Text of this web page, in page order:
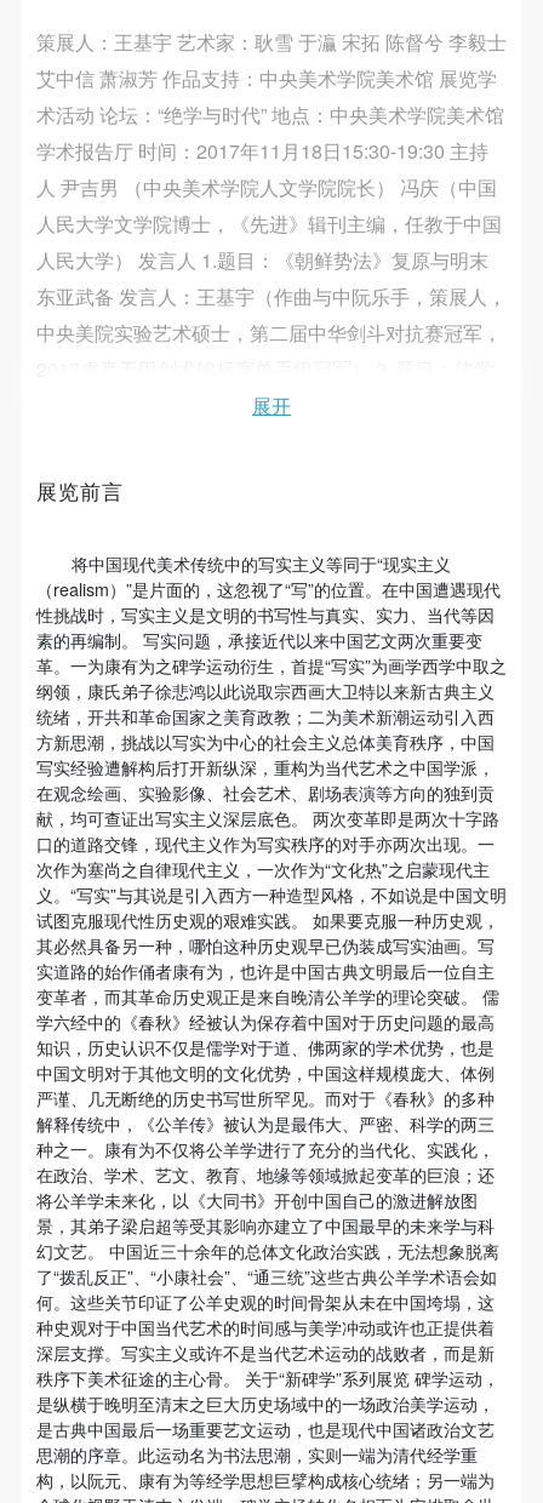
策展人：王基宇 艺术家：耿雪 于灜 宋拓 陈督兮 李毅士
艾中信 萧淑芳 作品支持：中央美术学院美术馆 展览学
术活动 论坛：“绝学与时代” 地点：中央美术学院美术馆
学术报告厅 时间：2017年11月18日15:30-19:30 主持
人 尹吉男 （中央美术学院人文学院院长） 冯庆（中国
人民大学文学院博士，《先进》辑刊主编，任教于中国
人民大学） 发言人 1.题目：《朝鲜势法》复原与明末
东亚武备 发言人：王基宇（作曲与中阮乐手，策展人，
中央美院实验艺术硕士，第二届中华剑斗对抗赛冠军，
2017虎贲无甲剑术锦标赛单手组冠军） 2. 题目：律学
传统与古典军事礼乐 发言人：赵楠（青年古琴演奏家）
吕明烜（北京大学中国哲学博士，任教于中国政法大
国教科文组织世界骑射联盟中国代表，中国射箭协会传
统弓分会副主席、骑射部主任） “项目空间·青年策展实
验室”组委会 总策划：张子康、王璜生、余丁 学术主
持：王春辰、高高 总执行：刘希言、陈洁 公共教育：
任蕊 发展推广：宋亮 视觉总监：纪玉洁 藏品管理：李
垚辰 主办：中央美术学院美术馆、中央美术学院艺术管
理与教育学院 协办：吴作人国际美术基金会青年策展人
专项基金 支持：北京正和诚文化发展有限公司 作品指
定输出机构：北京飞行鱼文化发展有限公司艺术微喷工
作室 “项目空间·青年策展实验室”介绍 “项目空间”展览计
划创立于2009年10月，旨在培育优秀青年策展人，推
动、扶持青年策展人具有国际视野和学术深度的策展实
践。迄今，“项目空间”共推出20余个项目，为一批青年
策展人搭建起一个学术和展示平台。“项目空间”在未来
将持续与青年策展人及群体保持密切的联系，保持开放
的态度，广泛征集策展方案，通过美术馆与基金会的支
持，为他们提供策展与交流机会，发掘与培养中国青年
策展人，进而激发中国策展的年轻力量与活力。（“项
目空间”展览方案征集邮箱：projectspace@126.com）
吴作人国际美术基金会青年策展人专项基金介绍 吴作人
国际美术基金会青年策展人专项基金成立于2012年7月
15日，宗旨为致力于支持和培养具有国际视野和专业素
质的青年策展人。开展项目有青年策展人海外研修计
划，国际策展人大师工作坊，并于2009年10月开始与
中央美术学院美术馆联合创立了“项目空间”展览计划。
展开
展览前言
将中国现代美术传统中的写实主义等同于“现实主义
（realism）”是片面的，这忽视了“写”的位置。在中国遭遇现代
性挑战时，写实主义是文明的书写性与真实、实力、当代等因
素的再编制。 写实问题，承接近代以来中国艺文两次重要变
革。一为康有为之碑学运动衍生，首提“写实”为画学西学中取之
纲领，康氏弟子徐悲鸿以此说取宗西画大卫特以来新古典主义
统绪，开共和革命国家之美育政教；二为美术新潮运动引入西
方新思潮，挑战以写实为中心的社会主义总体美育秩序，中国
写实经验遭解构后打开新纵深，重构为当代艺术之中国学派，
在观念绘画、实验影像、社会艺术、剧场表演等方向的独到贡
献，均可查证出写实主义深层底色。 两次变革即是两次十字路
口的道路交锋，现代主义作为写实秩序的对手亦两次出现。一
次作为塞尚之自律现代主义，一次作为“文化热”之启蒙现代主
义。“写实”与其说是引入西方一种造型风格，不如说是中国文明
试图克服现代性历史观的艰难实践。 如果要克服一种历史观，
其必然具备另一种，哪怕这种历史观早已伪装成写实油画。写
实道路的始作俑者康有为，也许是中国古典文明最后一位自主
变革者，而其革命历史观正是来自晚清公羊学的理论突破。 儒
学六经中的《春秋》经被认为保存着中国对于历史问题的最高
知识，历史认识不仅是儒学对于道、佛两家的学术优势，也是
中国文明对于其他文明的文化优势，中国这样规模庞大、体例
严谨、几无断绝的历史书写世所罕见。而对于《春秋》的多种
解释传统中，《公羊传》被认为是最伟大、严密、科学的两三
种之一。康有为不仅将公羊学进行了充分的当代化、实践化，
在政治、学术、艺文、教育、地缘等领域掀起变革的巨浪；还
将公羊学未来化，以《大同书》开创中国自己的激进解放图
景，其弟子梁启超等受其影响亦建立了中国最早的未来学与科
幻文艺。 中国近三十余年的总体文化政治实践，无法想象脱离
了“拨乱反正”、“小康社会”、“通三统”这些古典公羊学术语会如
何。这些关节印证了公羊史观的时间骨架从未在中国垮塌，这
种史观对于中国当代艺术的时间感与美学冲动或许也正提供着
深层支撑。写实主义或许不是当代艺术运动的战败者，而是新
秩序下美术征途的主心骨。 关于“新碑学”系列展览 碑学运动，
是纵横于晚明至清末之巨大历史场域中的一场政治美学运动，
是古典中国最后一场重要艺文运动，也是现代中国诸政治文艺
思潮的序章。此运动名为书法思潮，实则一端为清代经学重
构，以阮元、康有为等经学思想巨擘构成核心统绪；另一端为
手机号码
发送验证码
手机号码将作为您的登录账号
验证码
登录
可使用雅昌艺术网会员账户登录
参加本次活动者必须遵守中华人民共和国的相关法
律、法规，必须遵循道德和社会公德规范，并应该具
备以人为本、团结友爱、互相帮助和助人为乐的良好
品质。
第三条
参加本次活动人员应该是成年人（具有完全民事行为
能力的人，18周岁以上）未成年人必须在成年人的陪
同下参观。
第四条
励参加者自行购买人身安全保险。活动中一旦出现事
故，活动中任何非事故当事人及美术馆将不承担人身
成员应当积极主动的组织实施救援工作，但对事故本
的人身安全不负有民事及相关连带责任。
第五条
参加活动者在此次活动期间应主动遵守美术馆活动秩
序、维护美术馆场地及展示、展览、馆藏艺术作品及
衍生品的安全。活动中一旦因个人原因造成美术馆场
地、空间、艺术品、衍生品等受到不同程度的损失、
破坏。活动中任何非事故当事人及美术馆将不承担相
应的责任与损失，应由参与活动者根据相应的法律条
文、组织规定进行协商和赔偿。并追究相应的法律责
任和经济责任。
第六条
参与活动者在参与活动时应当在美术馆工作人员及活
动导师、教师指导下进行，并正确的使用活动中所涉
及到的绘画工具、创作材料及配套设备、设施，若参
与者因个人原因在使用相应绘画工具、创作材料及配
套设备、设施造成个人受伤、伤害他人及造成相应工
具、材料、设备或设施的故障或损坏。参与活动者应
当承当相应的全部责任，并主动赔偿相应的经济损
失。活动中任何非事故当事人及美术馆将不承担人身
事故的任何责任。
中央美术学院美术馆肖像权许可使用协议
根据《中华人民共和国广告法》、《中华人民共和国
民法通则》以及 最高人民法院关于贯彻执行 《中华
人民共和国民法通则》若干问题的意见（试行）>的
有关规定，为明确肖像许可方（甲方）和使用方（乙
方）的权利义务关系，经双方友好协商，甲乙双方就
带有甲方肖像的作品的使用达成如下一致协议：
一、 一般约定
参加本次活动者必须遵守中华人民共和国的相关法
律、法规，必须遵循道德和社会公德规范，并应该具
备以人为本、团结友爱、互相帮助和助人为乐的良好
品质。
第三条
参加本次活动人员应该是成年人（具有完全民事行为
能力的人，18周岁以上）未成年人必须在成年人的陪
同下参观。
第四条
励参加者自行购买人身安全保险。活动中一旦出现事
故，活动中任何非事故当事人及美术馆将不承担人身
成员应当积极主动的组织实施救援工作，但对事故本
的人身安全不负有民事及相关连带责任。
第五条
参加活动者在此次活动期间应主动遵守美术馆活动秩
序、维护美术馆场地及展示、展览、馆藏艺术作品及
衍生品的安全。活动中一旦因个人原因造成美术馆场
地、空间、艺术品、衍生品等受到不同程度的损失、
破坏。活动中任何非事故当事人及美术馆将不承担相
应的责任与损失，应由参与活动者根据相应的法律条
文、组织规定进行协商和赔偿。并追究相应的法律责
任和经济责任。
第六条
参与活动者在参与活动时应当在美术馆工作人员及活
动导师、教师指导下进行，并正确的使用活动中所涉
及到的绘画工具、创作材料及配套设备、设施，若参
与者因个人原因在使用相应绘画工具、创作材料及配
套设备、设施造成个人受伤、伤害他人及造成相应工
具、材料、设备或设施的故障或损坏。参与活动者应
当承当相应的全部责任，并主动赔偿相应的经济损
失。活动中任何非事故当事人及美术馆将不承担人身
事故的任何责任。
中央美术学院美术馆肖像权许可使用协议
根据《中华人民共和国广告法》、《中华人民共和国
民法通则》以及 最高人民法院关于贯彻执行 《中华
人民共和国民法通则》若干问题的意见（试行）>的
有关规定，为明确肖像许可方（甲方）和使用方（乙
方）的权利义务关系，经双方友好协商，甲乙双方就
带有甲方肖像的作品的使用达成如下一致协议：
一、 一般约定
参加本次活动者必须遵守中华人民共和国的相关法
律、法规，必须遵循道德和社会公德规范，并应该具
备以人为本、团结友爱、互相帮助和助人为乐的良好
品质。
第三条
参加本次活动人员应该是成年人（具有完全民事行为
能力的人，18周岁以上）未成年人必须在成年人的陪
同下参观。
第四条
励参加者自行购买人身安全保险。活动中一旦出现事
故，活动中任何非事故当事人及美术馆将不承担人身
成员应当积极主动的组织实施救援工作，但对事故本
的人身安全不负有民事及相关连带责任。
第五条
参加活动者在此次活动期间应主动遵守美术馆活动秩
序、维护美术馆场地及展示、展览、馆藏艺术作品及
衍生品的安全。活动中一旦因个人原因造成美术馆场
地、空间、艺术品、衍生品等受到不同程度的损失、
破坏。活动中任何非事故当事人及美术馆将不承担相
应的责任与损失，应由参与活动者根据相应的法律条
文、组织规定进行协商和赔偿。并追究相应的法律责
任和经济责任。
第六条
参与活动者在参与活动时应当在美术馆工作人员及活
动导师、教师指导下进行，并正确的使用活动中所涉
及到的绘画工具、创作材料及配套设备、设施，若参
与者因个人原因在使用相应绘画工具、创作材料及配
套设备、设施造成个人受伤、伤害他人及造成相应工
具、材料、设备或设施的故障或损坏。参与活动者应
当承当相应的全部责任，并主动赔偿相应的经济损
失。活动中任何非事故当事人及美术馆将不承担人身
事故的任何责任。
中央美术学院美术馆肖像权许可使用协议
根据《中华人民共和国广告法》、《中华人民共和国
民法通则》以及 最高人民法院关于贯彻执行 《中华
人民共和国民法通则》若干问题的意见（试行）>的
有关规定，为明确肖像许可方（甲方）和使用方（乙
方）的权利义务关系，经双方友好协商，甲乙双方就
带有甲方肖像的作品的使用达成如下一致协议：
一、 一般约定